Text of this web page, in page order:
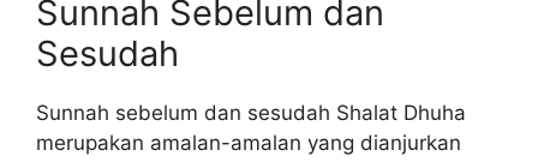
Sunnah Sebelum dan
Sesudah
Sunnah sebelum dan sesudah Shalat Dhuha
merupakan amalan-amalan yang dianjurkan